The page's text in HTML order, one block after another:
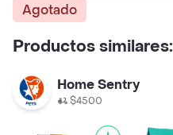
Agotado
Productos similares:
Home Sentry
$4500